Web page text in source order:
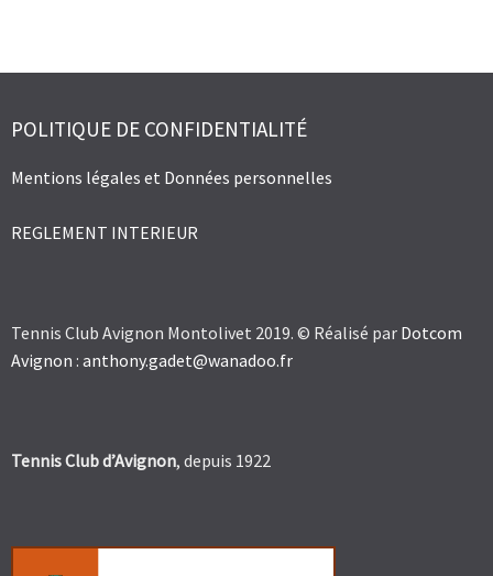
POLITIQUE DE CONFIDENTIALITÉ
Mentions légales et Données personnelles
REGLEMENT INTERIEUR
Tennis Club Avignon Montolivet 2019. © Réalisé par Dotcom
Avignon : anthony.gadet@wanadoo.fr
Tennis Club d’Avignon, depuis 1922